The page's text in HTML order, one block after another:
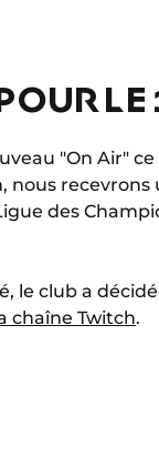
"On Air"
nous
des
le club a
chaîne Twitch.